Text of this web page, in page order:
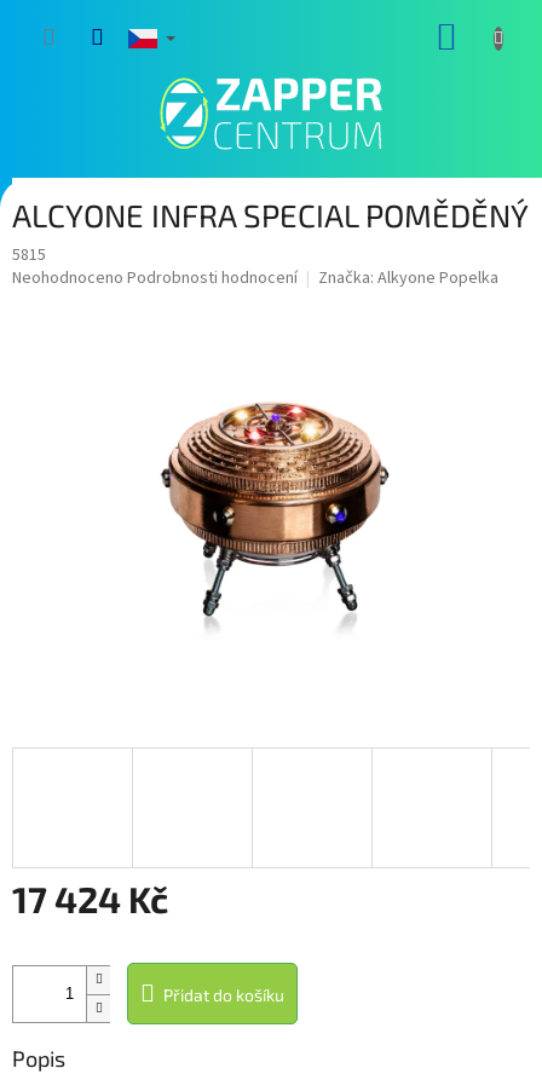
ALCYONE INFRA SPECIAL POMĚDĚNÝ
5815
Průměrné
Neohodnoceno Podrobnosti hodnocení Značka: Alkyone Popelka
17 424 Kč
cena:
Přidat do košíku
Popis